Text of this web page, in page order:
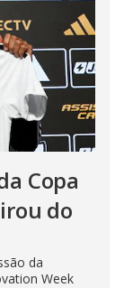
Copa
do
da
Week